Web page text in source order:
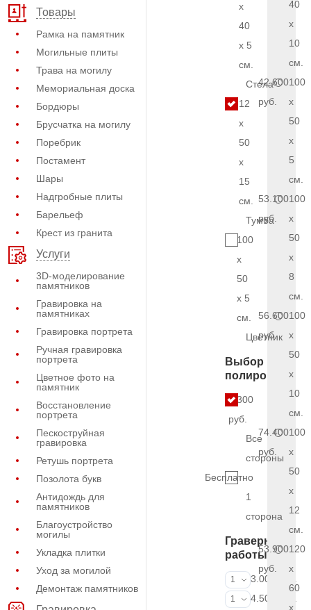
Товары
Рамка на памятник
Могильные плиты
Трава на могилу
Мемориальная доска
Бордюры
Брусчатка на могилу
Поребрик
Постамент
Шары
Надгробные плиты
Барельеф
Крест из гранита
Услуги
3D-моделирование
памятников
Гравировка на
памятниках
Гравировка портрета
Ручная гравировка
портрета
Цветное фото на
памятник
Восстановление
портрета
Пескоструйная
гравировка
Ретушь портрета
Позолота букв
Антидождь для
памятников
Благоустройство
могилы
Укладка плитки
Уход за могилой
Демонтаж памятников
x
40
x 5
см.
Стела
12
x
50
x
15
см.
Тумба
100
x
50
x 5
см.
Цветник
Выбор
полировки
4.300
руб.
Все
стороны
Бесплатно
1
сторона
Граверные
работы
ФИО и даты
1
3.000 руб.
ФИО и даты
1
4.500 руб.
40
x
10
см.
42.600
руб.
100
x
50
x
5
см.
53.100
руб.
100
x
50
x
8
см.
56.600
руб.
100
x
50
x
10
см.
74.400
руб.
100
x
50
x
12
см.
53.900
руб.
120
x
60
x